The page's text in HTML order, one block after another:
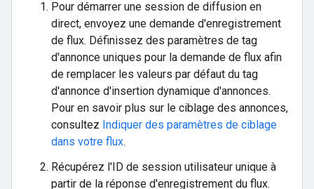
Pour démarrer une session de diffusion en
direct, envoyez une demande d'enregistrement
de flux. Définissez des paramètres de tag
d'annonce uniques pour la demande de flux afin
de remplacer les valeurs par défaut du tag
d'annonce d'insertion dynamique d'annonces.
Pour en savoir plus sur le ciblage des annonces,
consultez Indiquer des paramètres de ciblage
dans votre flux.
Récupérez l'ID de session utilisateur unique à
partir de la réponse d'enregistrement du flux.